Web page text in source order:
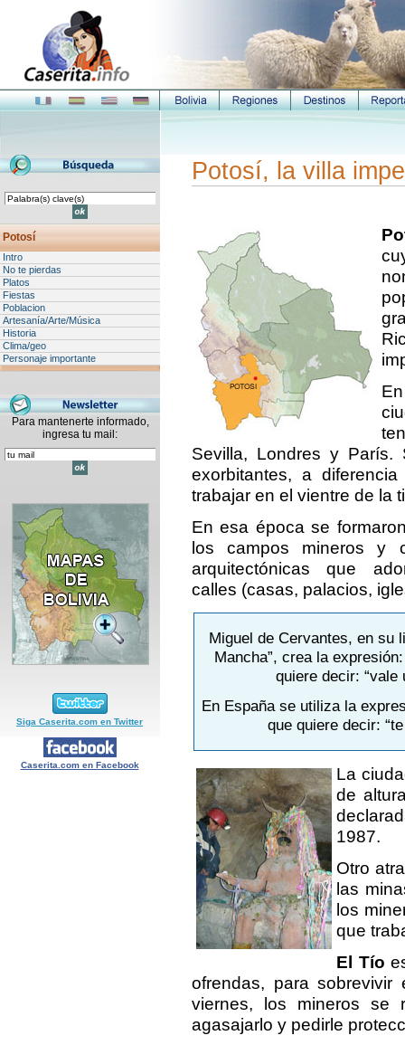
Potosí
Intro
No te pierdas
Platos
Fiestas
Poblacion
Artesanía/Arte/Música
Historia
Clima/geo
Personaje importante
Para mantenerte informado,
ingresa tu mail:
Siga Caserita.com en Twitter
Caserita.com en Facebook
Potosí, la villa
Sevilla, Londres y
exorbitantes, a
trabajar en el vientre de la
En esa época se
los campos mineros y
arquitectónicas que
calles (casas, palacios,
Miguel de Cervantes, en su
Mancha”, crea la
quiere decir: “vale
En España se utiliza la
que quiere decir:
La
de
1987.
Otro
las
los
que
El Tío
ofrendas, para
viernes, los mineros se
agasajarlo y pedirle